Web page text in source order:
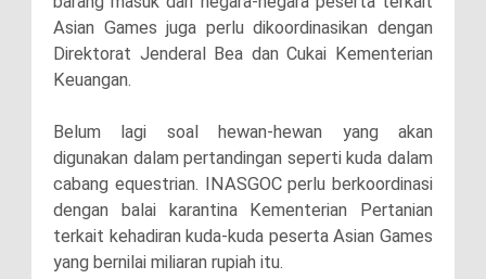
Asian Games juga perlu dikoordinasikan dengan
Direktorat Jenderal Bea dan Cukai Kementerian
Keuangan.
Belum lagi soal hewan-hewan yang akan
digunakan dalam pertandingan seperti kuda dalam
cabang equestrian. INASGOC perlu berkoordinasi
dengan balai karantina Kementerian Pertanian
terkait kehadiran kuda-kuda peserta Asian Games
yang bernilai miliaran rupiah itu.